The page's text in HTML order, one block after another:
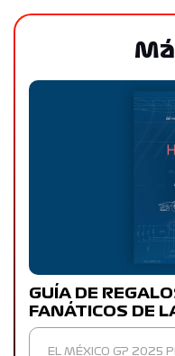
GUÍA DE
FANÁTICOS DE
EL MÉXICO GP 2025